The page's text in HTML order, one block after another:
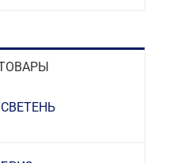
СВЕТЕНЬ